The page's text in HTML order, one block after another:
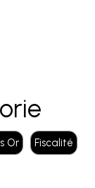
Or Fiscalité